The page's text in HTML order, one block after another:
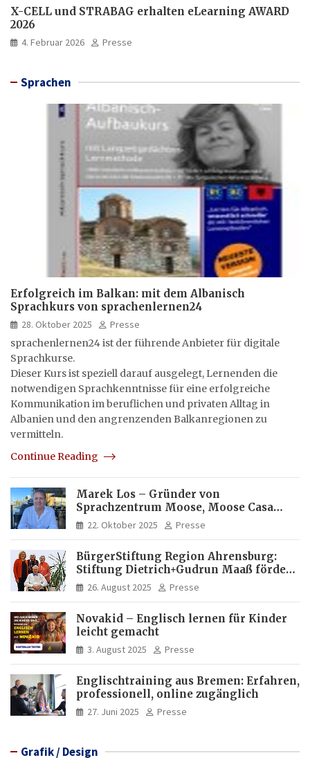
X-CELL und STRABAG erhalten eLearning AWARD
2026
4. Februar 2026 Presse
Sprachen
Erfolgreich im Balkan: mit dem Albanisch
Sprachkurs von sprachenlernen24
28. Oktober 2025
Presse
sprachenlernen24 ist der führende Anbieter für digitale
Sprachkurse.
Dieser Kurs ist speziell darauf ausgelegt, Lernenden die
notwendigen Sprachkenntnisse für eine erfolgreiche
Kommunikation im beruflichen und privaten Alltag in
Albanien und den angrenzenden Balkanregionen zu
vermitteln.
Continue Reading
Marek Los – Gründer von
Sprachzentrum Moose, Moose Casa
Italia und Apartamento Brasil |
Internationaler Experte für Bildung
22. Oktober 2025 Presse
BürgerStiftung Region Ahrensburg:
Stiftung Dietrich+Gudrun Maaß fördert
Deutschkenntnisse von Frauen
26. August 2025 Presse
Novakid – Englisch lernen für Kinder
leicht gemacht
3. August 2025 Presse
Englischtraining aus Bremen: Erfahren,
professionell, online zugänglich
27. Juni 2025 Presse
Grafik / Design